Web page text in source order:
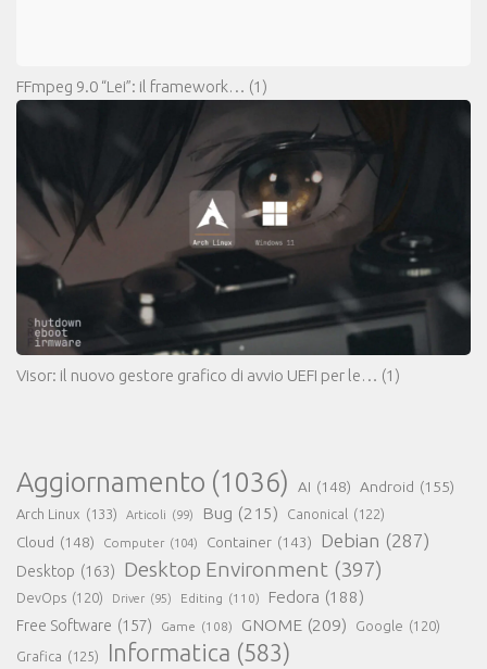
FFmpeg 9.0 “Lei”: il framework… (1)
Visor: il nuovo gestore grafico di avvio UEFI per le… (1)
Aggiornamento (1036) AI (148) Android (155)
Arch Linux (133) Articoli (99) Bug (215) Canonical (122)
Cloud (148) Computer (104) Container (143) Debian (287)
Desktop (163) Desktop Environment (397)
DevOps (120) Driver (95) Editing (110) Fedora (188)
Free Software (157) Game (108) GNOME (209) Google (120)
Grafica (125) Informatica (583)